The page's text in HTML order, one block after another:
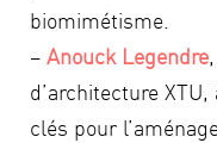
biomimétisme.
– Anouck Legendre
d’architecture
clés pour